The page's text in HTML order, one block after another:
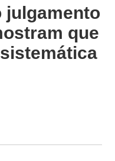
julgamento
que